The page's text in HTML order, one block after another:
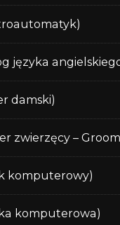
języka
damski)
zwierzęcy –
komputerowy)
komputerowa)